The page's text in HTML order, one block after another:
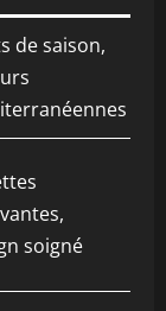
de saison,
soigné